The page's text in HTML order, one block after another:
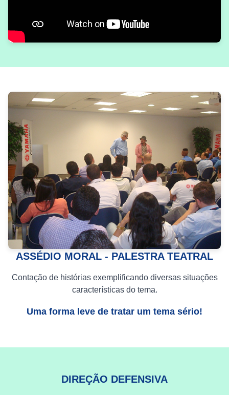
ASSÉDIO MORAL - PALESTRA TEATRAL
Contação de histórias exemplificando diversas situações
características do tema.
Uma forma leve de tratar um tema sério!
DIREÇÃO DEFENSIVA